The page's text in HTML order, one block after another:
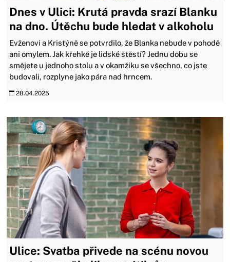
Dnes v Ulici: Krutá pravda srazí Blanku
na dno. Útěchu bude hledat v alkoholu
Evženovi a Kristýně se potvrdilo, že Blanka nebude v pohodě
ani omylem. Jak křehké je lidské štěstí? Jednu dobu se
smějete u jednoho stolu a v okamžiku se všechno, co jste
budovali, rozplyne jako pára nad hrncem.
28.04.2025
Ulice: Svatba přivede na scénu novou